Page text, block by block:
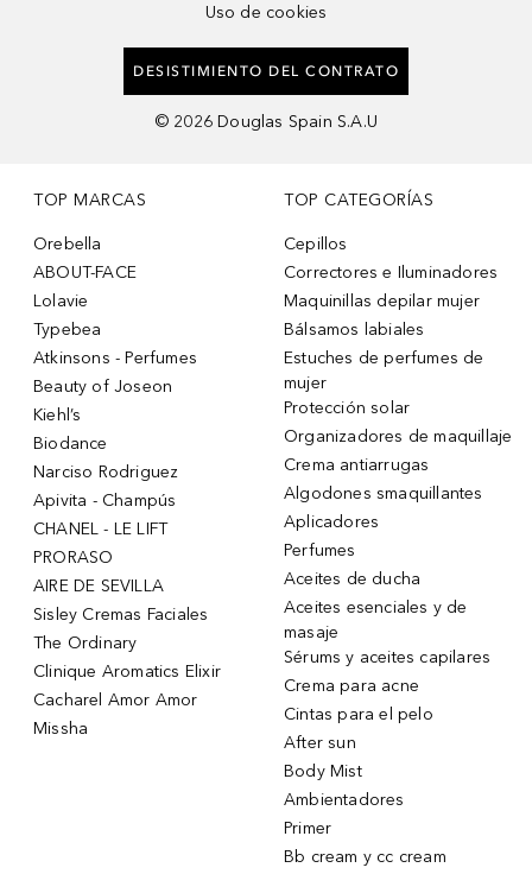
Uso de cookies
DESISTIMIENTO DEL CONTRATO
© 2026 Douglas Spain S.A.U
TOP MARCAS
Orebella
ABOUT-FACE
Lolavie
Typebea
Atkinsons - Perfumes
Beauty of Joseon
Kiehl’s
Biodance
Narciso Rodriguez
Apivita - Champús
CHANEL - LE LIFT
PRORASO
AIRE DE SEVILLA
Sisley Cremas Faciales
The Ordinary
Clinique Aromatics Elixir
Cacharel Amor Amor
Missha
TOP CATEGORÍAS
Cepillos
Correctores e Iluminadores
Maquinillas depilar mujer
Bálsamos labiales
Estuches de perfumes de
mujer
Protección solar
Organizadores de maquillaje
Crema antiarrugas
Algodones smaquillantes
Aplicadores
Perfumes
Aceites de ducha
Aceites esenciales y de
masaje
Sérums y aceites capilares
Crema para acne
Cintas para el pelo
After sun
Body Mist
Ambientadores
Primer
Bb cream y cc cream